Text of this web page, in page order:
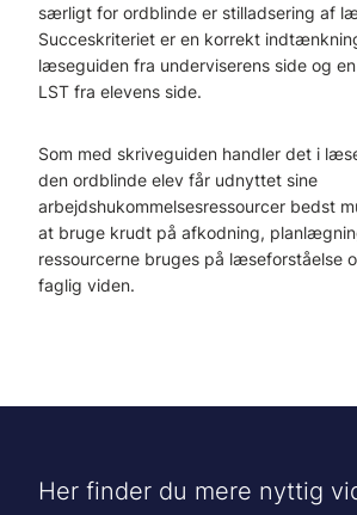
særligt for ordblinde er stilladsering af
Succeskriteriet er en korrekt
læseguiden fra underviserens side og
LST fra elevens side.
Som med skriveguiden handler det i
den ordblinde elev får udnyttet sine
arbejdshukommelsesressourcer bedst
at bruge krudt på afkodning,
ressourcerne bruges på læseforståelse
faglig viden.
Her finder du mere nyttig